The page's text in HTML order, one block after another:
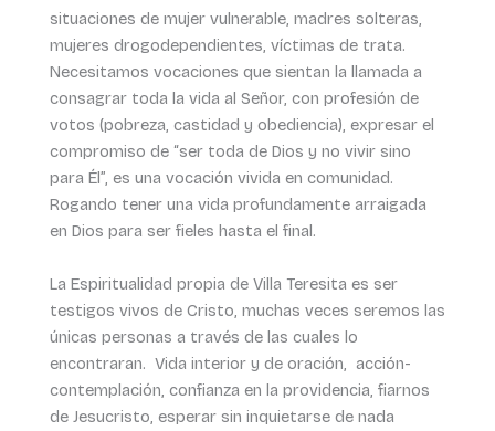
situaciones de mujer vulnerable, madres solteras,
mujeres drogodependientes, víctimas de trata.
Necesitamos vocaciones que sientan la llamada a
consagrar toda la vida al Señor, con profesión de
votos (pobreza, castidad y obediencia), expresar el
compromiso de “ser toda de Dios y no vivir sino
para Él”, es una vocación vivida en comunidad.
Rogando tener una vida profundamente arraigada
en Dios para ser fieles hasta el final.
La Espiritualidad propia de Villa Teresita es ser
testigos vivos de Cristo, muchas veces seremos las
únicas personas a través de las cuales lo
encontraran. Vida interior y de oración, acción-
contemplación, confianza en la providencia, fiarnos
de Jesucristo, esperar sin inquietarse de nada